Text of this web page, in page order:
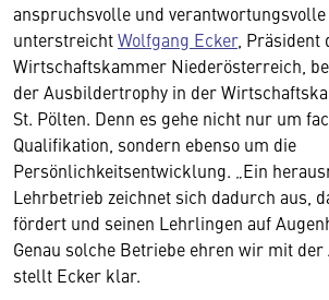
anspruchsvolle und verantwortungsvolle
unterstreichtWolfgang Ecker, Präsident
Wirtschaftskammer Niederösterreich,
der Ausbildertrophy in der
St. Pölten. Denn es gehe nicht nur um
Qualifikation, sondern ebenso um die
Persönlichkeitsentwicklung. „Ein
Lehrbetrieb zeichnet sich dadurch aus,
fördert und seinen Lehrlingen auf
Genau solche Betriebe ehren wir mit der
stellt Ecker klar.